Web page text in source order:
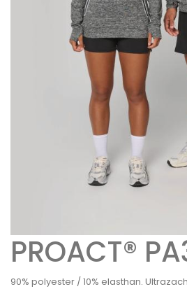
PROACT®
90% polyester / 10% elasthan.